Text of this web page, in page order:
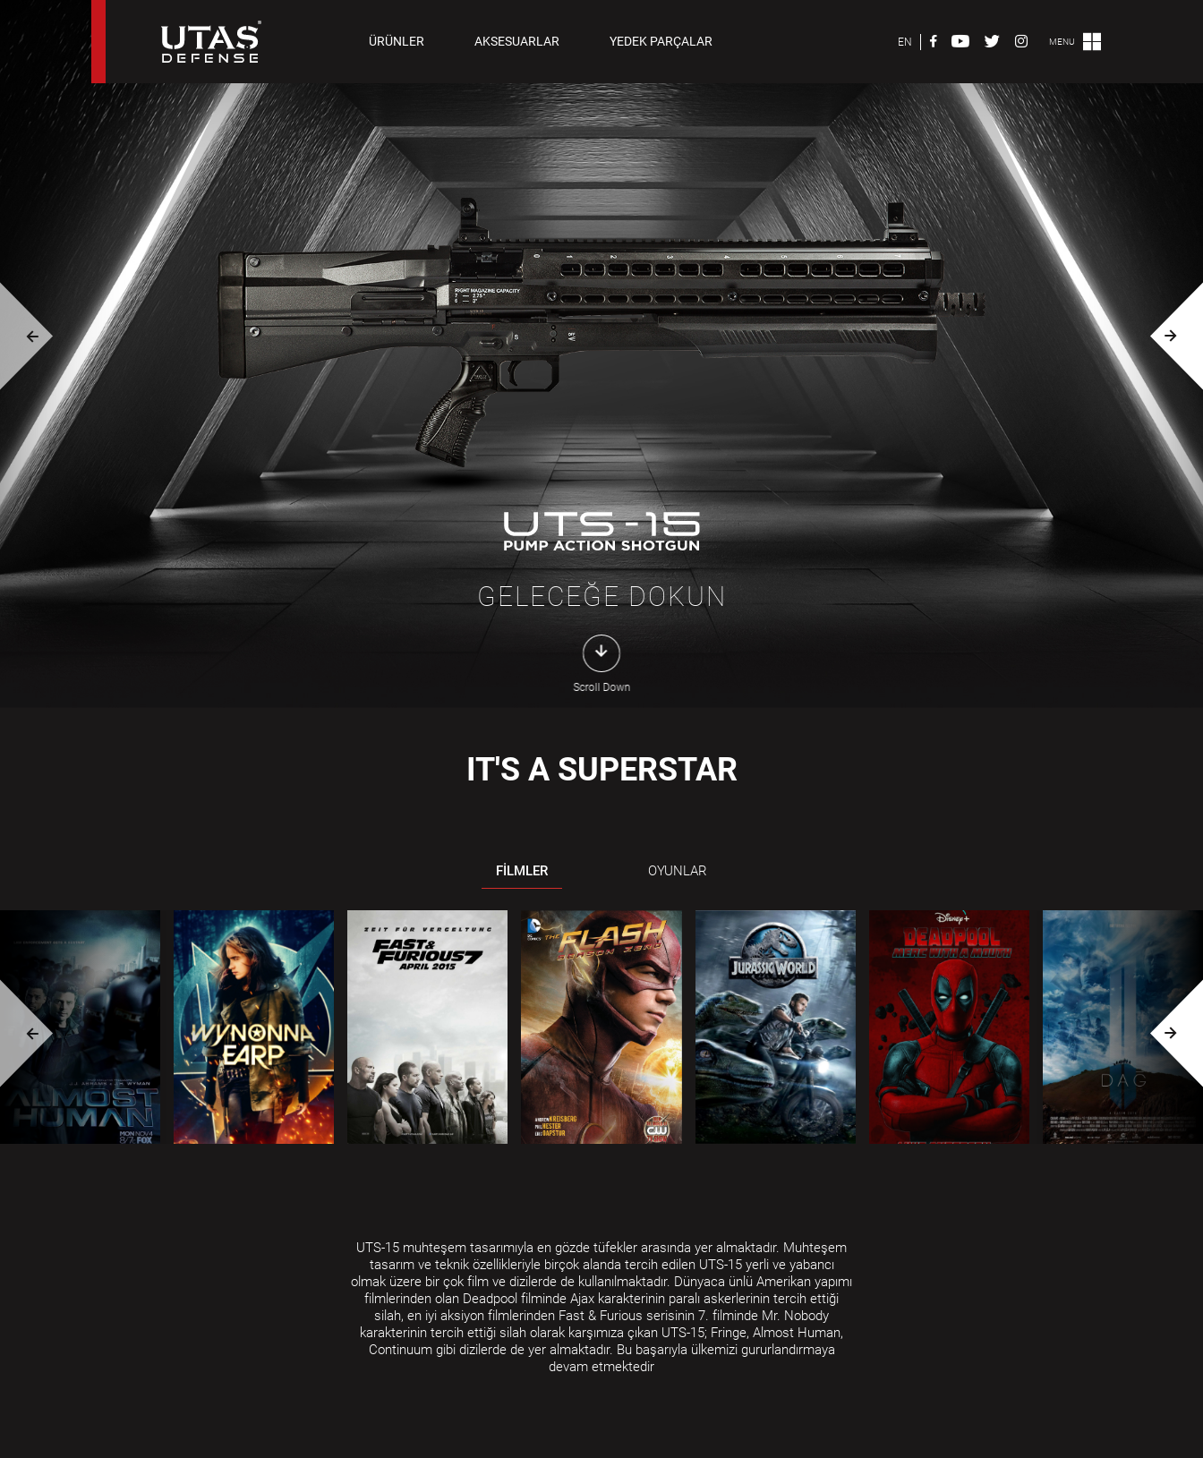
ÜRÜNLER
9 MM TABANCALARAKSESUARLAR YEDEK PARÇALAR EN MENU
GELECEĞE DOKUN
Scroll Down
IT'S A SUPERSTAR
FİLMLER OYUNLAR
UTS-15 muhteşem tasarımıyla en gözde tüfekler arasında yer almaktadır. Muhteşem
tasarım ve teknik özellikleriyle birçok alanda tercih edilen UTS-15 yerli ve yabancı
olmak üzere bir çok film ve dizilerde de kullanılmaktadır. Dünyaca ünlü Amerikan yapımı
filmlerinden olan Deadpool filminde Ajax karakterinin paralı askerlerinin tercih ettiği
silah, en iyi aksiyon filmlerinden Fast & Furious serisinin 7. filminde Mr. Nobody
karakterinin tercih ettiği silah olarak karşımıza çıkan UTS-15; Fringe, Almost Human,
Continuum gibi dizilerde de yer almaktadır. Bu başarıyla ülkemizi gururlandırmaya
devam etmektedir